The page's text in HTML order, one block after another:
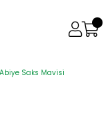
Saks Mavisi